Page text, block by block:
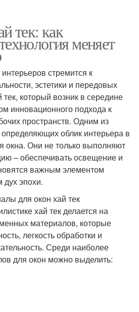
тек: как
меняет
стремится к
эстетики и передовых
тек, который возник в середине
инновационного подхода к
пространств. Одним из
облик интерьера в
окна. Они не только выполняют
– обеспечивать освещение и
важным элементом
эпохи.
для окон хай тек
хай тек делается на
материалов, которые
легкость обработки и
Среди наиболее
для окон можно выделить: